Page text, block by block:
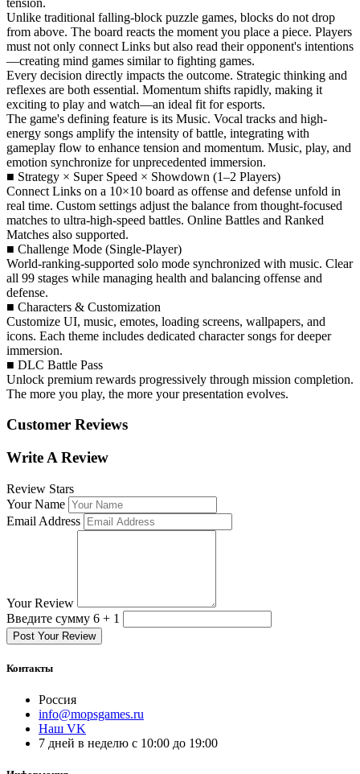
Unlike traditional falling-block puzzle games, blocks do not drop
from above. The board reacts the moment you place a piece. Players
must not only connect Links but also read their opponent's intentions
—creating mind games similar to fighting games.
Every decision directly impacts the outcome. Strategic thinking and
reflexes are both essential. Momentum shifts rapidly, making it
exciting to play and watch—an ideal fit for esports.
The game's defining feature is its Music. Vocal tracks and high-
energy songs amplify the intensity of battle, integrating with
gameplay flow to enhance tension and momentum. Music, play, and
emotion synchronize for unprecedented immersion.
■ Strategy × Super Speed × Showdown (1–2 Players)
Connect Links on a 10×10 board as offense and defense unfold in
real time. Custom settings adjust the balance from thought-focused
matches to ultra-high-speed battles. Online Battles and Ranked
Matches also supported.
■ Challenge Mode (Single-Player)
World-ranking-supported solo mode synchronized with music. Clear
all 99 stages while managing health and balancing offense and
defense.
■ Characters & Customization
Customize UI, music, emotes, loading screens, wallpapers, and
icons. Each theme includes dedicated character songs for deeper
immersion.
■ DLC Battle Pass
Unlock premium rewards progressively through mission completion.
The more you play, the more your presentation evolves.
Customer Reviews
Write A Review
Review Stars
Your Name
Email Address
Your Review
Введите сумму 6 + 1
Post Your Review
Контакты
Россия
info@mopsgames.ru
Наш VK
7 дней в неделю с 10:00 до 19:00